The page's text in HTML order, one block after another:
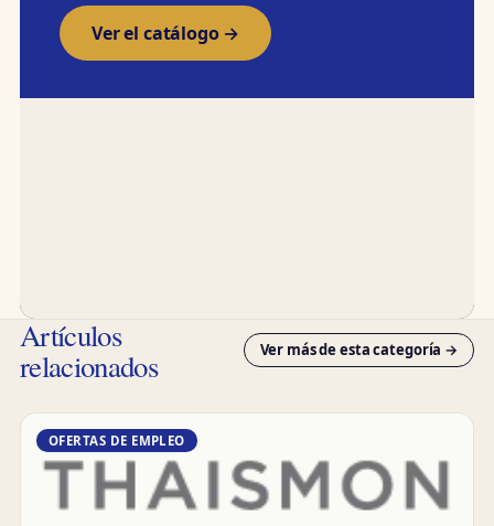
Ver el catálogo →
Artículos
relacionados Ver más de esta categoría →
OFERTAS DE EMPLEO